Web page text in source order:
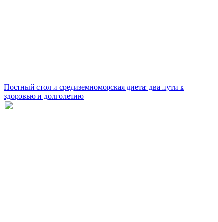
Постный стол и средиземноморская диета: два пути к
здоровью и долголетию